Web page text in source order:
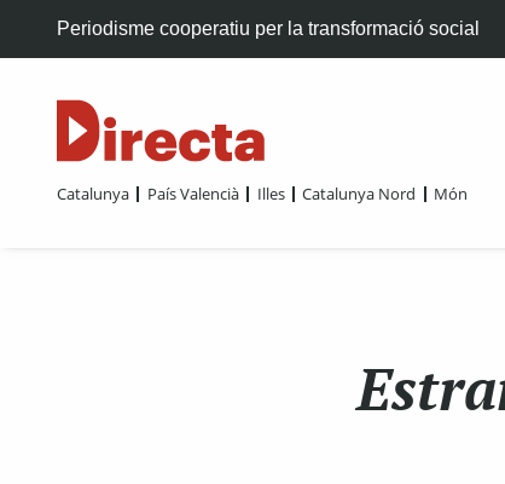
Periodisme cooperatiu per la transformació social
Catalunya País Valencià Illes Catalunya Nord Món